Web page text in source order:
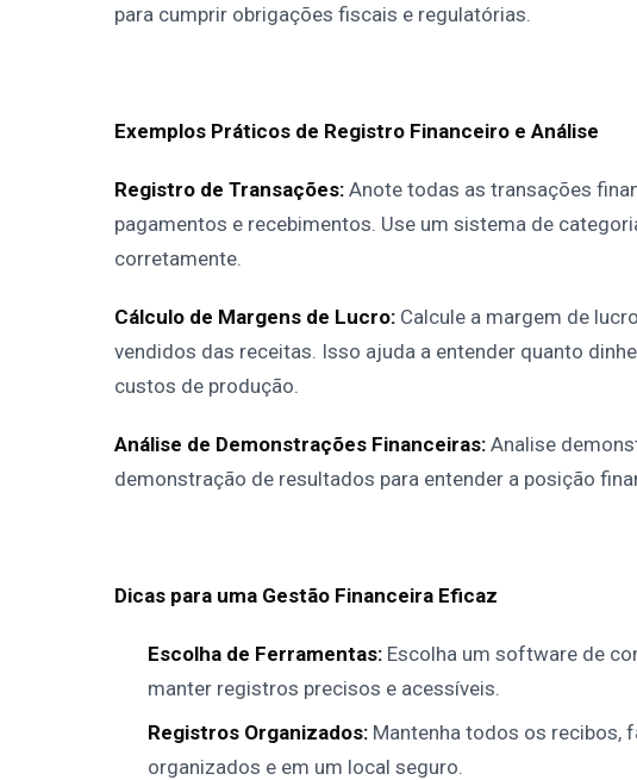
para cumprir obrigações fiscais e regulatórias.
Exemplos Práticos de Registro Financeiro e Análise
Registro de Transações: Anote todas as transações
pagamentos e recebimentos. Use um sistema de
corretamente.
Cálculo de Margens de Lucro: Calcule a margem de
vendidos das receitas. Isso ajuda a entender quanto
custos de produção.
Análise de Demonstrações Financeiras: Analise
demonstração de resultados para entender a posição
Dicas para uma Gestão Financeira Eficaz
Escolha de Ferramentas: Escolha um software de
manter registros precisos e acessíveis.
Registros Organizados: Mantenha todos os recibos,
organizados e em um local seguro.